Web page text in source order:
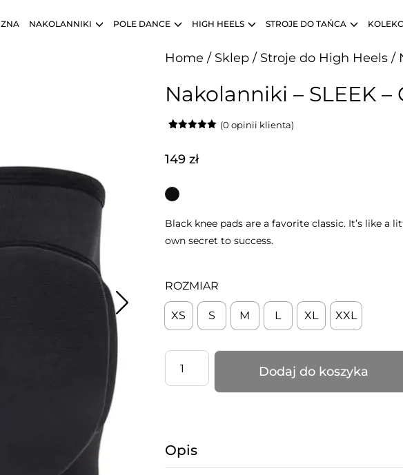
NAKOLANNIKI POLE DANCE HIGH HEELS STROJE DO TAŃCA
Home / Sklep / Stroje do High Heels /
Nakolanniki – SLEEK –
na
podstawie
(0 opinii klienta)
149 zł
Black knee pads are a favorite classic. It’s like a
own secret to success.
ROZMIAR
XS S M L XL XXL
Czarne
Dodaj do koszyka
Opis